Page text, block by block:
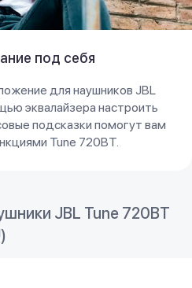
под себя
для наушников JBL
эквалайзера настроить
подсказки помогут вам
Tune 720BT.
JBL Tune 720BT